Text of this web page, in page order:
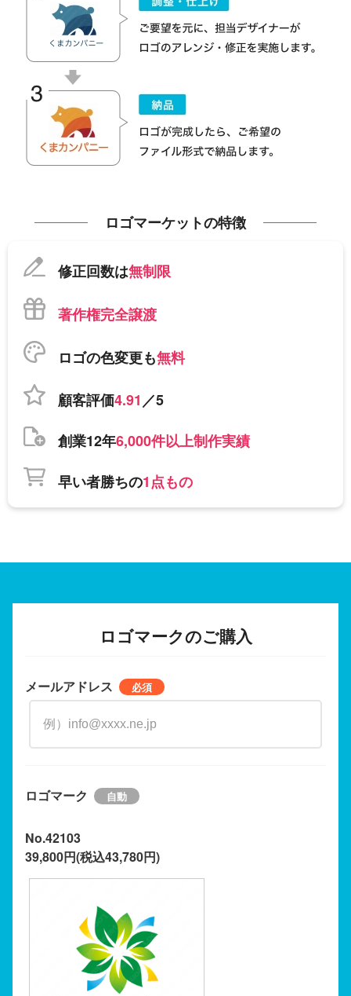
ロゴマーケットの特徴
修正回数は無制限
著作権完全譲渡
ロゴの色変更も無料
顧客評価4.91／5
創業12年6,000件以上制作実績
早い者勝ちの1点もの
ロゴマークのご購入
メールアドレス
ロゴマーク
No.42103
39,800円(税込43,780円)